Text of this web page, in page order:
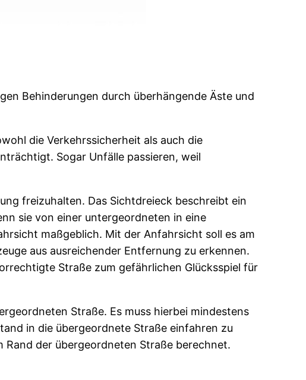
Behinderungen durch überhängende Äste und
die Verkehrssicherheit als auch die
Sogar Unfälle passieren, weil
freizuhalten. Das Sichtdreieck beschreibt ein
sie von einer untergeordneten in eine
maßgeblich. Mit der Anfahrsicht soll es am
aus ausreichender Entfernung zu erkennen.
Straße zum gefährlichen Glücksspiel für
Straße. Es muss hierbei mindestens
in die übergeordnete Straße einfahren zu
der übergeordneten Straße berechnet.